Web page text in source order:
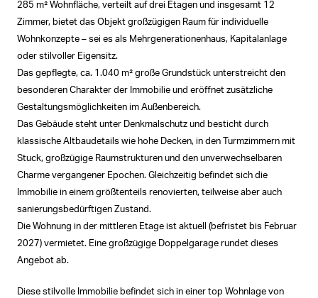
285 m² Wohnfläche, verteilt auf drei Etagen und insgesamt 12
Zimmer, bietet das Objekt großzügigen Raum für individuelle
Wohnkonzepte – sei es als Mehrgenerationenhaus, Kapitalanlage
oder stilvoller Eigensitz.
Das gepflegte, ca. 1.040 m² große Grundstück unterstreicht den
besonderen Charakter der Immobilie und eröffnet zusätzliche
Gestaltungsmöglichkeiten im Außenbereich.
Das Gebäude steht unter Denkmalschutz und besticht durch
klassische Altbaudetails wie hohe Decken, in den Turmzimmern mit
Stuck, großzügige Raumstrukturen und den unverwechselbaren
Charme vergangener Epochen. Gleichzeitig befindet sich die
Immobilie in einem größtenteils renovierten, teilweise aber auch
sanierungsbedürftigen Zustand.
Die Wohnung in der mittleren Etage ist aktuell (befristet bis Februar
2027) vermietet. Eine großzügige Doppelgarage rundet dieses
Angebot ab.
Diese stilvolle Immobilie befindet sich in einer top Wohnlage von